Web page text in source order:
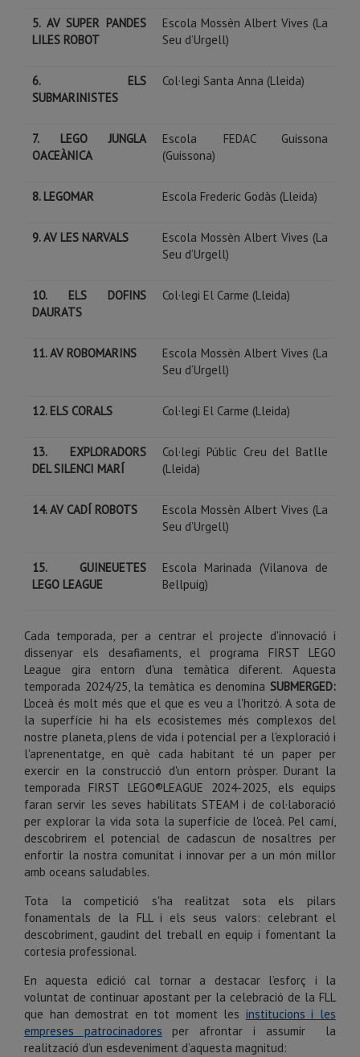
5. AV SUPER PANDES
LILES ROBOT
Escola Mossèn Albert Vives (La
Seu d’Urgell)
6. ELS
SUBMARINISTES
Col·legi Santa Anna (Lleida)
7. LEGO JUNGLA
OACEÀNICA
Escola FEDAC Guissona
(Guissona)
8. LEGOMAR Escola Frederic Godàs (Lleida)
9. AV LES NARVALS
Escola Mossèn Albert Vives (La
Seu d’Urgell)
10. ELS DOFINS
DAURATS
Col·legi El Carme (Lleida)
11. AV ROBOMARINS
Escola Mossèn Albert Vives (La
Seu d’Urgell)
12. ELS CORALS Col·legi El Carme (Lleida)
13. EXPLORADORS
DEL SILENCI MARÍ
Col·legi Públic Creu del Batlle
(Lleida)
14. AV CADÍ ROBOTS
Escola Mossèn Albert Vives (La
Seu d’Urgell)
15. GUINEUETES
LEGO LEAGUE
Escola Marinada (Vilanova de
Bellpuig)
Cada temporada, per a centrar el projecte d'innovació i
dissenyar els desafiaments, el programa FIRST LEGO
League gira entorn d'una temàtica diferent. Aquesta
temporada 2024/25, la temàtica es denomina SUBMERGED:
L'oceà és molt més que el que es veu a l'horitzó. A sota de
la superfície hi ha els ecosistemes més complexos del
nostre planeta, plens de vida i potencial per a l'exploració i
l'aprenentatge, en què cada habitant té un paper per
exercir en la construcció d'un entorn pròsper. Durant la
temporada FIRST LEGO®LEAGUE 2024-2025, els equips
faran servir les seves habilitats STEAM i de col·laboració
per explorar la vida sota la superfície de l'oceà. Pel camí,
descobrirem el potencial de cadascun de nosaltres per
enfortir la nostra comunitat i innovar per a un món millor
amb oceans saludables.
Tota la competició s'ha realitzat sota els pilars
fonamentals de la FLL i els seus valors: celebrant el
descobriment, gaudint del treball en equip i fomentant la
cortesia professional.
En aquesta edició cal tornar a destacar l’esforç i la
voluntat de continuar apostant per la celebració de la FLL
que han demostrat en tot moment les institucions i les
empreses patrocinadores per afrontar i assumir la
realització d’un esdeveniment d’aquesta magnitud: